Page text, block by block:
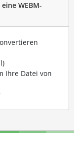
WEBM-
Ihre Datei von